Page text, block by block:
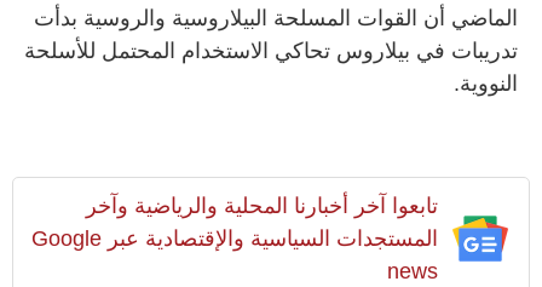
الماضي أن القوات المسلحة البيلاروسية والروسية بدأت
تدريبات في بيلاروس تحاكي الاستخدام المحتمل للأسلحة
النووية.
تابعوا آخر أخبارنا المحلية والرياضية وآخر
المستجدات السياسية والإقتصادية عبر Google
news